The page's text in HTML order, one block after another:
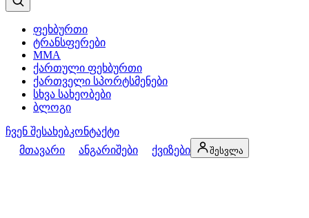
ფეხბურთი
ტრანსფერები
MMA
ქართული ფეხბურთი
ქართველი სპორტსმენები
სხვა სახეობები
ბლოგი
ჩვენ შესახებკონტაქტი
მთავარი
ანგარიშები ქვიზები შესვლა